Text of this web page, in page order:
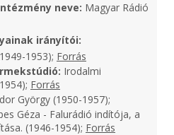
neve: Magyar Rádió
irányítói:
1953); Forrás
Irodalmi
Forrás
György (1950-1957);
Géza - Falurádió indítója, a
(1946-1954); Forrás